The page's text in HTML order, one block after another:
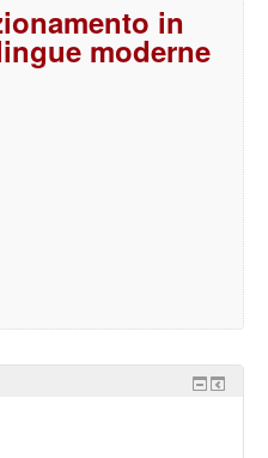
in
moderne